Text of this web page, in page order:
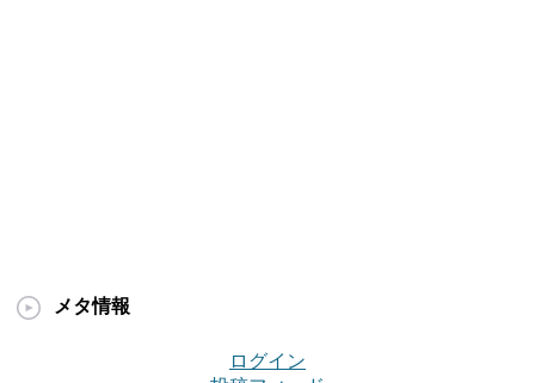
メタ情報
ログイン